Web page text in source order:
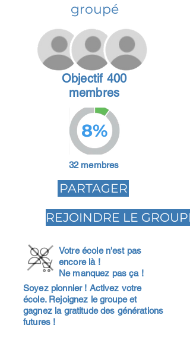
groupé
Objectif 400
membres
8%
32 membres
PARTAGER
REJOINDRE LE GROUPE
Votre école n'est pas
encore là !
Ne manquez pas ça !
Soyez pionnier ! Activez votre
école. Rejoignez le groupe et
gagnez la gratitude des générations
futures !